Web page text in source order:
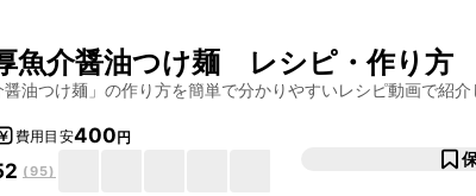
魚介醤油つけ麺 レシピ・作り方
醤油つけ麺 」の作り方を簡単で分かりやすいレシピ動画で紹介
費用目安400円
(95)